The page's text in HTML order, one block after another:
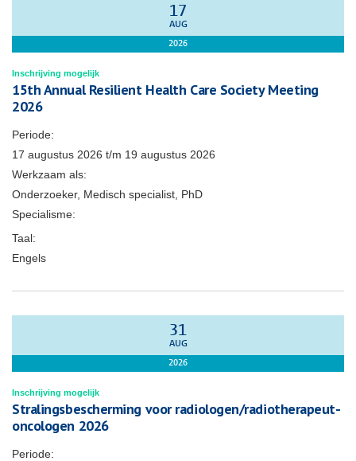
17
AUG
2026
Inschrijving mogelijk
15th Annual Resilient Health Care Society Meeting
2026
Periode:
17 augustus 2026 t/m 19 augustus 2026
Werkzaam als:
Onderzoeker, Medisch specialist, PhD
Specialisme:
Taal:
Engels
31
AUG
2026
Inschrijving mogelijk
Stralingsbescherming voor radiologen/radiotherapeut-
oncologen 2026
Periode: